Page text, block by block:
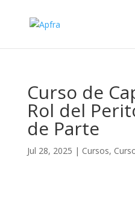
Curso de
Rol del
de Parte
Jul 28, 2025 | Cursos,